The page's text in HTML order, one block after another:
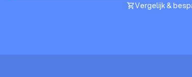
shopping_cartVergelijk &